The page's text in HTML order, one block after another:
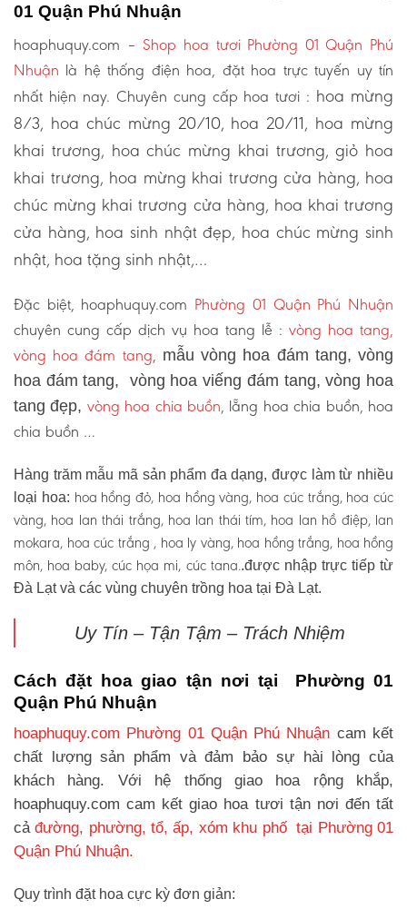
01 Quận Phú Nhuận
hoaphuquy.com – Shop hoa tươi Phường 01 Quận Phú
Nhuận là hệ thống điện hoa, đặt hoa trực tuyến uy tín
nhất hiện nay. Chuyên cung cấp hoa tươi : hoa mừng
8/3, hoa chúc mừng 20/10, hoa 20/11, hoa mừng
khai trương, hoa chúc mừng khai trương, giỏ hoa
khai trương, hoa mừng khai trương cửa hàng, hoa
chúc mừng khai trương cửa hàng, hoa khai trương
cửa hàng, hoa sinh nhật đẹp, hoa chúc mừng sinh
nhật, hoa tặng sinh nhật,…
Đặc biệt, hoaphuquy.com Phường 01 Quận Phú Nhuận
chuyên cung cấp dịch vụ hoa tang lễ : vòng hoa tang,
vòng hoa đám tang, mẫu vòng hoa đám tang, vòng
hoa đám tang, vòng hoa viếng đám tang, vòng hoa
tang đẹp, vòng hoa chia buồn, lẵng hoa chia buồn, hoa
chia buồn …
Hàng trăm mẫu mã sản phẩm đa dạng, được làm từ nhiều
loại hoa: hoa hồng đỏ, hoa hồng vàng, hoa cúc trắng, hoa cúc
vàng, hoa lan thái trắng, hoa lan thái tím, hoa lan hồ điệp, lan
mokara, hoa cúc trắng , hoa ly vàng, hoa hồng trắng, hoa hồng
môn, hoa baby, cúc họa mi, cúc tana..được nhập trực tiếp từ
Đà Lạt và các vùng chuyên trồng hoa tại Đà Lạt.
Uy Tín – Tận Tậm – Trách Nhiệm
Cách đặt hoa giao tận nơi tại Phường 01
Quận Phú Nhuận
hoaphuquy.com Phường 01 Quận Phú Nhuận cam kết
chất lượng sản phẩm và đảm bảo sự hài lòng của
khách hàng. Với hệ thống giao hoa rộng khắp,
hoaphuquy.com cam kết giao hoa tươi tận nơi đến tất
cảđường, phường, tổ, ấp, xóm khu phố tại Phường 01
Quận Phú Nhuận.
Quy trình đặt hoa cực kỳ đơn giản: